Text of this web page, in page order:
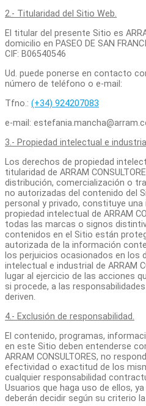
2.- Titularidad del Sitio Web.
El titular del presente Sitio es
domicilio en PASEO DE SAN
CIF: B06540546
Ud. puede ponerse en contacto
número de teléfono o e-mail:
Tfno.: (+34) 924207083
e-mail:
3.- Propiedad intelectual e
Los derechos de propiedad
titularidad de ARRAM
distribución, comercialización o
no autorizadas del contenido del
personal y privado, constituye
propiedad intelectual de ARRAM
todas las marcas o signos
contenidos en el Sitio están
autorizada de la información
los perjuicios ocasionados en los
intelectual e industrial de ARRAM
lugar al ejercicio de las acciones
si procede, a las
deriven.
4.- Exclusión de responsabilidad.
El contenido, programas,
en este Sitio deben entenderse
ARRAM CONSULTORES, no
efectividad o exactitud de los
cualquier responsabilidad
Usuarios que haga uso de ellos,
deberán decidir según su criterio